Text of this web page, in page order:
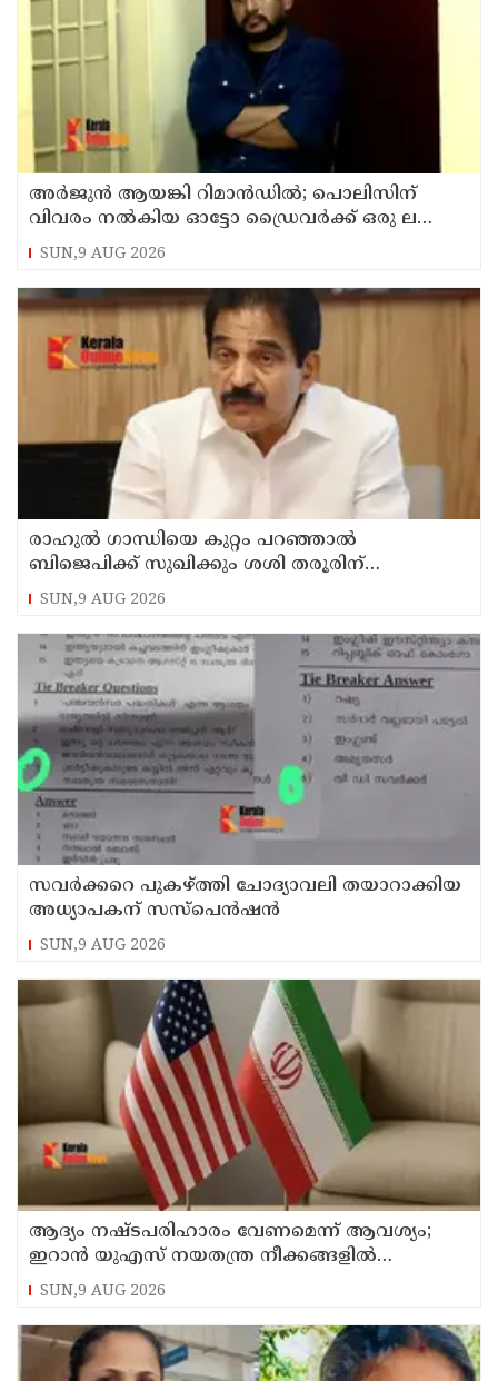
അര്‍ജുന്‍ ആയങ്കി റിമാന്‍ഡില്‍; പൊലിസിന്
വിവരം നൽകിയ ഓട്ടോ ഡ്രൈവർക്ക് ഒരു ലക്ഷം
പാരിതോഷികം നൽകുമെന്ന് മന്ത്രി
SUN,9 AUG 2026
രാഹുല്‍ ഗാന്ധിയെ കുറ്റം പറഞ്ഞാല്‍
ബിജെപിക്ക് സുഖിക്കും ശശി തരൂരിന്
മറുപടിയുമായി കെ സി വേണുഗോപാല്‍
SUN,9 AUG 2026
സവര്‍ക്കറെ പുകഴ്ത്തി ചോദ്യാവലി തയാറാക്കിയ
അധ്യാപകന് സസ്‌പെന്‍ഷന്‍
SUN,9 AUG 2026
ആദ്യം നഷ്ടപരിഹാരം വേണമെന്ന് ആവശ്യം;
ഇറാന്‍ യുഎസ് നയതന്ത്ര നീക്കങ്ങളില്‍
അനിശ്ചിതത്വം
SUN,9 AUG 2026